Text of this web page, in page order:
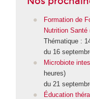
Formation de
Nutrition Santé
Thématique :
du 16
Microbiote
heures)
du 21
Éducation